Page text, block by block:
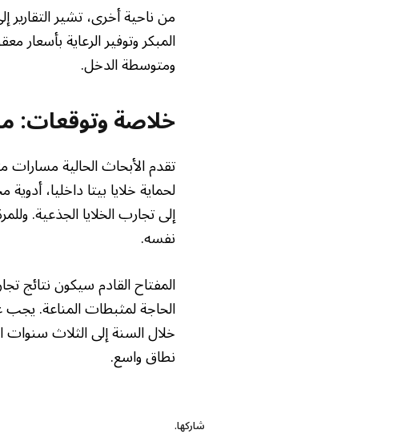
من ناحية أخرى، تشير
المبكر وتوفير الرعاية
ومتوسطة الدخل.
خلاصة وتوقعات:
تقدم الأبحاث الحالية مسارات
لحماية خلايا بيتا داخليا،
إلى تجارب الخلايا الجذعية.
نفسه.
المفتاح القادم سيكون نتائج
الحاجة لمثبطات المناعة. يجب
خلال السنة إلى الثلاث سنوات
نطاق واسع.
شاركها.